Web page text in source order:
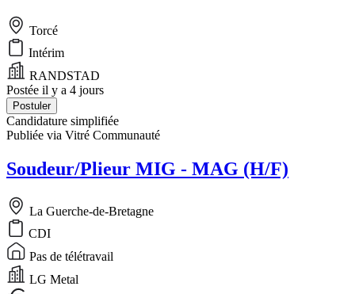
Torcé
Intérim
RANDSTAD
Postée il y a 4 jours
Postuler
Candidature simplifiée
Publiée via Vitré Communauté
Soudeur/Plieur MIG - MAG (H/F)
La Guerche-de-Bretagne
CDI
Pas de télétravail
LG Metal